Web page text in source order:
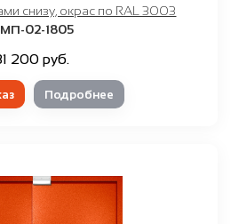
снизу, окрас по RAL 3003
02-1805
200 руб.
Подробнее